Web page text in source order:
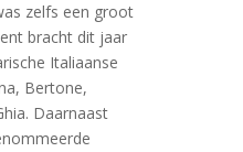
zelfs een groot
bracht dit jaar
Italiaanse
Bertone,
Daarnaast